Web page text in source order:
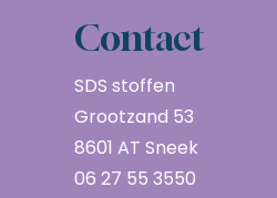
Contact
SDS stoffen
Grootzand 53
8601 AT Sneek
06 27 55 3550